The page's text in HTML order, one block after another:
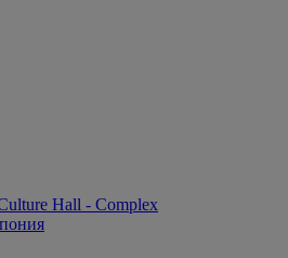
Hall - Complex